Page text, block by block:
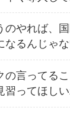
のやれば、
なるんじゃな
言ってるこ
ってほしい